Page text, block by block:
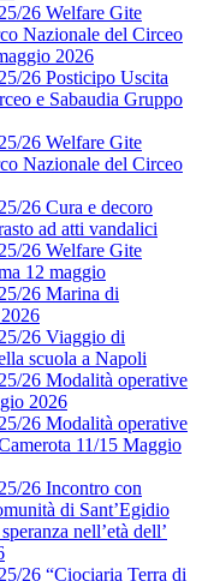
26 Welfare Gite
Nazionale del Circeo
2026
26 Posticipo Uscita
e Sabaudia Gruppo
26 Welfare Gite
Nazionale del Circeo
26 Cura e decoro
ad atti vandalici
26 Welfare Gite
12 maggio
26 Marina di
26 Viaggio di
scuola a Napoli
26 Modalità operative
2026
26 Modalità operative
11/15 Maggio
26 Incontro con
di Sant’Egidio
nell’età dell’
26 “Ciociaria Terra di